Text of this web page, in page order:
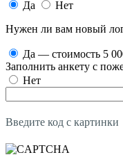
Да
Нет
Нужен ли вам новый
Да — стоимость 5
Заполнить анкету с
Нет
Введите код с картинки